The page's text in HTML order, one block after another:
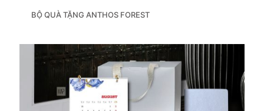
BỘ QUÀ TẶNG ANTHOS FOREST